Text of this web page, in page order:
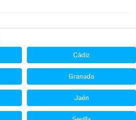
Cádiz
Granada
Jaén